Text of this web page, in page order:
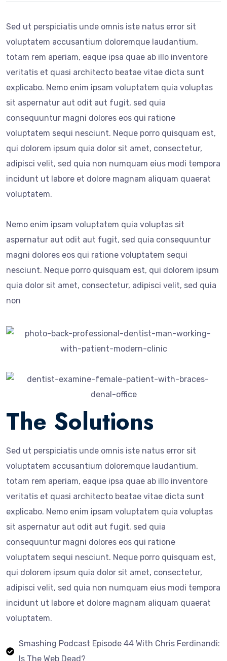
Sed ut perspiciatis unde omnis iste natus error sit
voluptatem accusantium doloremque laudantium,
totam rem aperiam, eaque ipsa quae ab illo inventore
veritatis et quasi architecto beatae vitae dicta sunt
explicabo. Nemo enim ipsam voluptatem quia voluptas
sit aspernatur aut odit aut fugit, sed quia
consequuntur magni dolores eos qui ratione
voluptatem sequi nesciunt. Neque porro quisquam est,
qui dolorem ipsum quia dolor sit amet, consectetur,
adipisci velit, sed quia non numquam eius modi tempora
incidunt ut labore et dolore magnam aliquam quaerat
voluptatem.
Nemo enim ipsam voluptatem quia voluptas sit
aspernatur aut odit aut fugit, sed quia consequuntur
magni dolores eos qui ratione voluptatem sequi
nesciunt. Neque porro quisquam est, qui dolorem ipsum
quia dolor sit amet, consectetur, adipisci velit, sed quia
non
The Solutions
Sed ut perspiciatis unde omnis iste natus error sit
voluptatem accusantium doloremque laudantium,
totam rem aperiam, eaque ipsa quae ab illo inventore
veritatis et quasi architecto beatae vitae dicta sunt
explicabo. Nemo enim ipsam voluptatem quia voluptas
sit aspernatur aut odit aut fugit, sed quia
consequuntur magni dolores eos qui ratione
voluptatem sequi nesciunt. Neque porro quisquam est,
qui dolorem ipsum quia dolor sit amet, consectetur,
adipisci velit, sed quia non numquam eius modi tempora
incidunt ut labore et dolore magnam aliquam quaerat
voluptatem.
Smashing Podcast Episode 44 With Chris Ferdinandi:
Is The Web Dead?